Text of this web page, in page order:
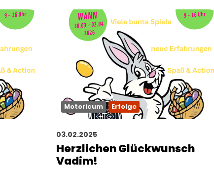
Motoricum Erfolge
03.02.2025
Herzlichen Glückwunsch
Vadim!